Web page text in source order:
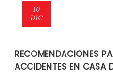
10
DIC
RECOMENDACIONES
ACCIDENTES EN CASA